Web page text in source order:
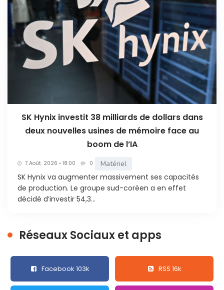
SK Hynix investit 38 milliards de dollars dans
deux nouvelles usines de mémoire face au
boom de l’IA
7 Août. 2026 • 18:00 0 Matériel
SK Hynix va augmenter massivement ses capacités
de production. Le groupe sud-coréen a en effet
décidé d’investir 54,3...
Réseaux Sociaux et apps
Facebook 103k RSS 16k